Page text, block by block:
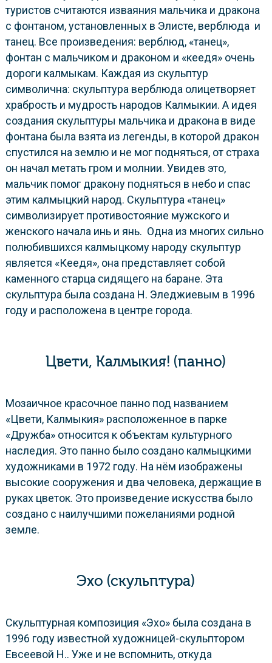
туристов считаются изваяния мальчика и дракона
с фонтаном, установленных в Элисте, верблюда и
танец. Все произведения: верблюд, «танец»,
фонтан с мальчиком и драконом и «кеедя» очень
дороги калмыкам. Каждая из скульптур
символична: скульптура верблюда олицетворяет
храбрость и мудрость народов Калмыкии. А идея
создания скульптуры мальчика и дракона в виде
фонтана была взята из легенды, в которой дракон
спустился на землю и не мог подняться, от страха
он начал метать гром и молнии. Увидев это,
мальчик помог дракону подняться в небо и спас
этим калмыцкий народ. Скульптура «танец»
символизирует противостояние мужского и
женского начала инь и янь. Одна из многих сильно
полюбившихся калмыцкому народу скульптур
является «Кеедя», она представляет собой
каменного старца сидящего на баране. Эта
скульптура была создана Н. Эледжиевым в 1996
году и расположена в центре города.
Цвети, Калмыкия! (панно)
Мозаичное красочное панно под названием
«Цвети, Калмыкия» расположенное в парке
«Дружба» относится к объектам культурного
наследия. Это панно было создано калмыцкими
художниками в 1972 году. На нём изображены
высокие сооружения и два человека, держащие в
руках цветок. Это произведение искусства было
создано с наилучшими пожеланиями родной
земле.
Эхо (скульптура)
Скульптурная композиция «Эхо» была создана в
1996 году известной художницей-скульптором
Евсеевой Н.. Уже и не вспомнить, откуда